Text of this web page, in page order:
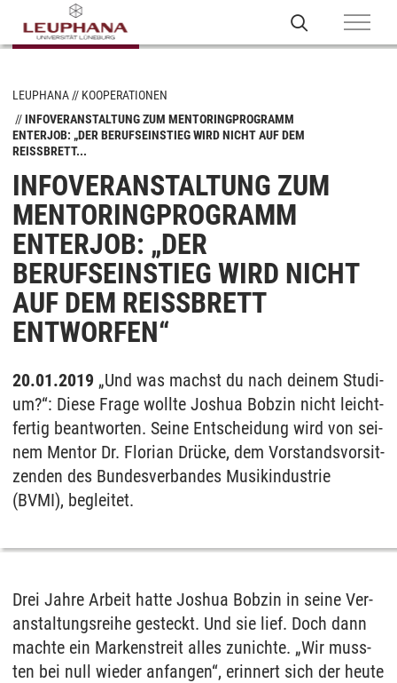
LEUPHANA
KOOPERATIONEN
INFOVERANSTALTUNG ZUM MENTORINGPROGRAMM
ENTERJOB: „DER BERUFSEINSTIEG WIRD NICHT AUF DEM
REISSBRETT...
INFOVERANSTALTUNG ZUM
MENTORINGPROGRAMM
ENTERJOB: „DER
BERUFSEINSTIEG WIRD NICHT
AUF DEM REISSBRETT E
NTWORFEN“
20.01.2019 „Und was machst du nach dei­nem Stu­di­
um?“: Die­se Fra­ge woll­te Jos­hua Bob­zin nicht leicht­
fer­tig be­ant­wor­ten. Sei­ne Ent­schei­dung wird von sei­
nem Men­tor Dr. Flo­ri­an Drücke, dem Vor­stands­vor­sit­
zen­den des Bun­des­ver­ban­des Mu­sik­in­dus­trie
(BVMI), be­glei­tet.
Drei Jah­re Ar­beit hat­te Jos­hua Bob­zin in sei­ne Ver­
an­stal­tungs­rei­he ge­steckt. Und sie lief. Doch dann
mach­te ein Mar­ken­streit al­les zu­nich­te. „Wir muss­
ten bei null wie­der an­fan­gen“, er­in­nert sich der heu­te